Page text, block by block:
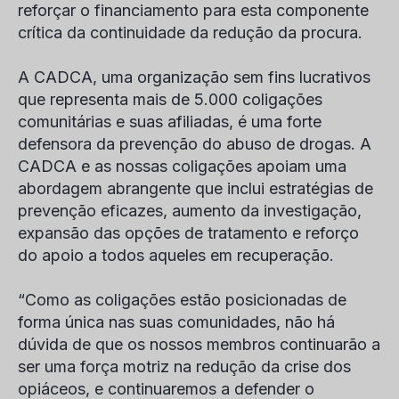
reforçar o financiamento para esta componente
crítica da continuidade da redução da procura.
A CADCA, uma organização sem fins lucrativos
que representa mais de 5.000 coligações
comunitárias e suas afiliadas, é uma forte
defensora da prevenção do abuso de drogas. A
CADCA e as nossas coligações apoiam uma
abordagem abrangente que inclui estratégias de
prevenção eficazes, aumento da investigação,
expansão das opções de tratamento e reforço
do apoio a todos aqueles em recuperação.
“Como as coligações estão posicionadas de
forma única nas suas comunidades, não há
dúvida de que os nossos membros continuarão a
ser uma força motriz na redução da crise dos
opiáceos, e continuaremos a defender o